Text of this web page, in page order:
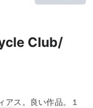
Club/
アス。良い作品。１